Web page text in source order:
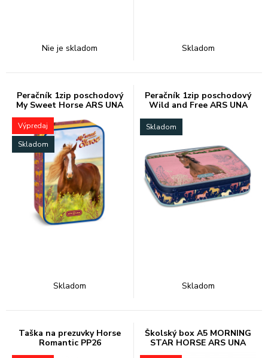
Nie je skladom Skladom
Peračník 1zip poschodový
My Sweet Horse ARS UNA
Výpredaj
Skladom
Skladom
Peračník 1zip poschodový
Wild and Free ARS UNA
Skladom
Skladom
Taška na prezuvky Horse
Romantic PP26
Školský box A5 MORNING
STAR HORSE ARS UNA